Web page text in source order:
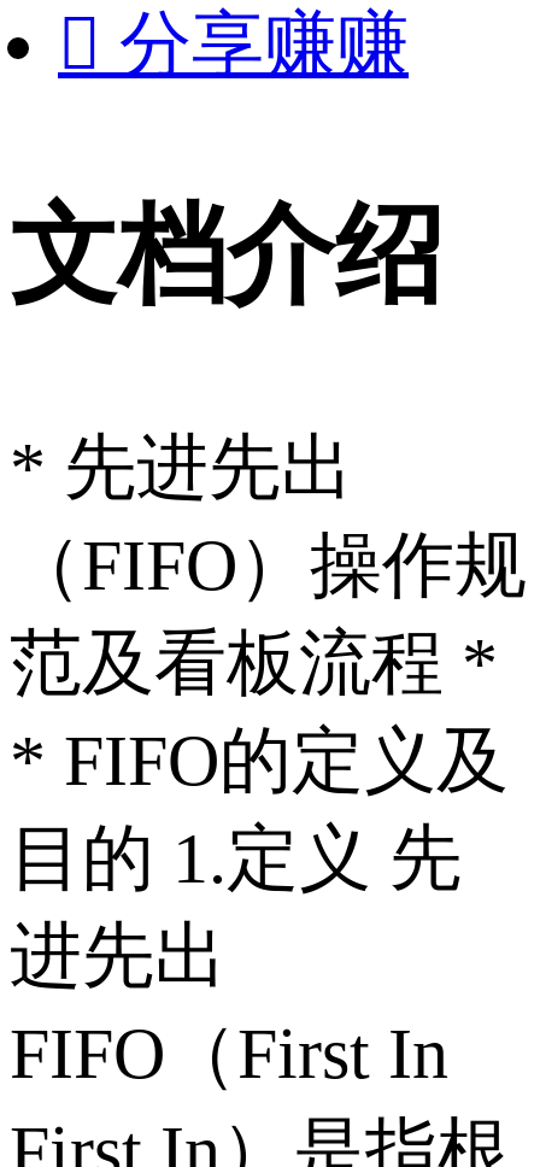
 分享赚赚
文档介绍
* 先进先出
（FIFO）操作规
范及看板流程 *
* FIFO的定义及
目的 1.定义 先
进先出
FIFO（First In
First In）是指根